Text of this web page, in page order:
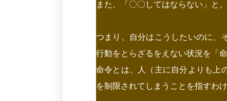
また、「〇〇してはならない」と
つまり、自分はこうしたいのに、
行動をとらざるをえない状況を「
命令とは、人（主に自分よりも上
を制限されてしまうことを指すわ